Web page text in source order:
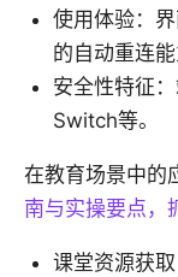
使用体验：
的自动重连能
安全性特征
Switch等。
在教育场景中的
南与实操要点，
课堂资源获